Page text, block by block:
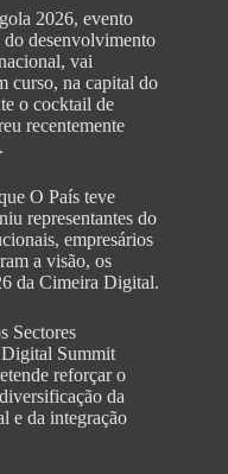
2026, evento
do desenvolvimento
vai
curso, na capital do
o cocktail de
recentemente
O País teve
representantes do
empresários
a visão, os
da Cimeira Digital.
Sectores
Summit
reforçar o
da
e da integração